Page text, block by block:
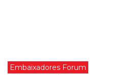
Embaixadores Forum